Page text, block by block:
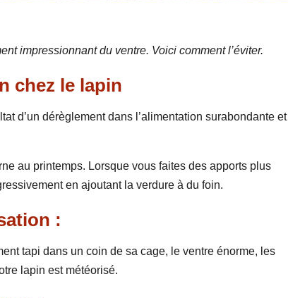
impressionnant du ventre. Voici comment l’éviter.
chez le lapin
d’un dérèglement dans l’alimentation surabondante et
au printemps. Lorsque vous faites des apports plus
en ajoutant la verdure à du foin.
:
tapi dans un coin de sa cage, le ventre énorme, les
lapin est météorisé.